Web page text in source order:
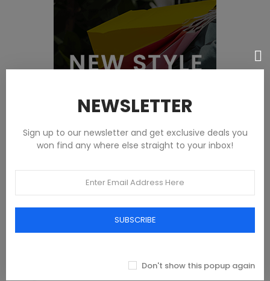
Tommy Hilfiger Chemises - Homme -
NEWSLETTER
Sign up to our newsletter and get exclusive deals you
won find any where else straight to your inbox!
SUBSCRIBE
Don't show this popup again